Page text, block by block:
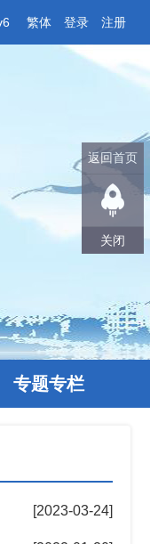
繁体 登录 注册
专题专栏
[2023-03-24]
返回首页
关闭